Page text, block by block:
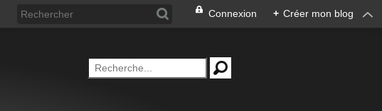
Connexion + Créer mon blog